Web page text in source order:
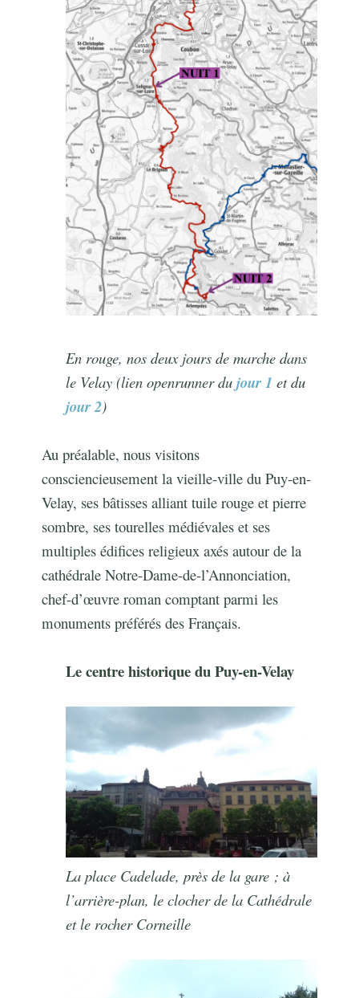
En rouge, nos deux jours de marche dans
le Velay (lien openrunner dujour 1 et du
jour 2)
Au préalable, nous visitons
consciencieusement la vieille-ville du Puy-en-
Velay, ses bâtisses alliant tuile rouge et pierre
sombre, ses tourelles médiévales et ses
multiples édifices religieux axés autour de la
cathédrale Notre-Dame-de-l’Annonciation,
chef-d’œuvre roman comptant parmi les
monuments préférés des Français.
Le centre historique du Puy-en-Velay
La place Cadelade, près de la gare ; à
l’arrière-plan, le clocher de la Cathédrale
et le rocher Corneille